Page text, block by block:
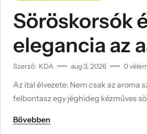
Söröskorsók
elegancia az
Szerző: KDA aug 3, 2026 0
Az ital élvezete: Nem csak az aroma
felbontasz egy jéghideg kézműves
Bővebben
Táska, pénztárca
Egyedi céges ajándékok
Egyéb ajándék ötletek